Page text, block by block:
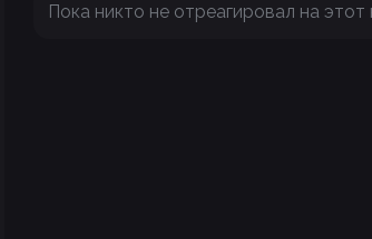
Пока никто не отреагировал на этот